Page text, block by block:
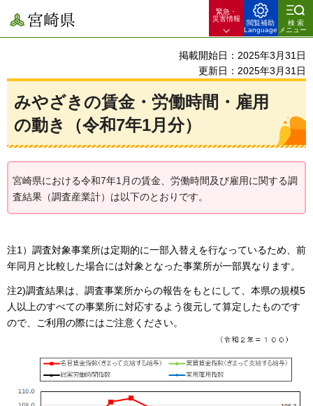
宮崎県
緊急・
災害情報
閲覧補助
Language
検索
メニュー
掲載開始日：2025年3月31日
更新日：2025年3月31日
みやざきの賃金・労働時間・雇用
の動き（令和7年1月分）
宮崎県における令和7年1月の賃金、労働時間及び雇用に関する調
査結果（調査産業計）は以下のとおりです。
注1）調査対象事業所は定期的に一部入替えを行なっているため、前
年同月と比較した場合には対象となった事業所が一部異なります。
注2)調査結果は、調査事業所からの報告をもとにして、本県の規模5
人以上のすべての事業所に対応するよう復元して算定したものです
ので、ご利用の際にはご注意ください。